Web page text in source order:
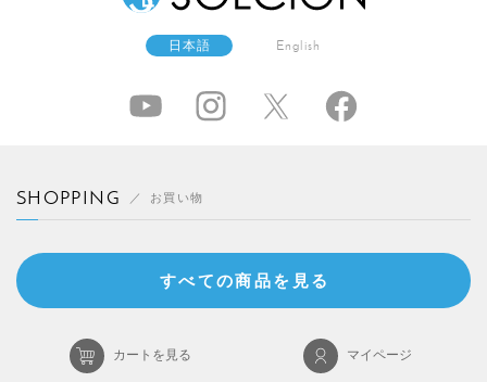
日本語 English
SHOPPING お買い物
すべての商品を見る
カートを見る マイページ